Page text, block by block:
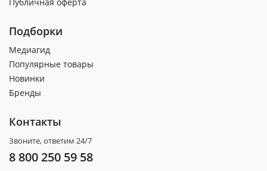
Подборки
Медиагид
Популярные товары
Новинки
Бренды
Контакты
Звоните, ответим 24/7
8 800 250 59 58